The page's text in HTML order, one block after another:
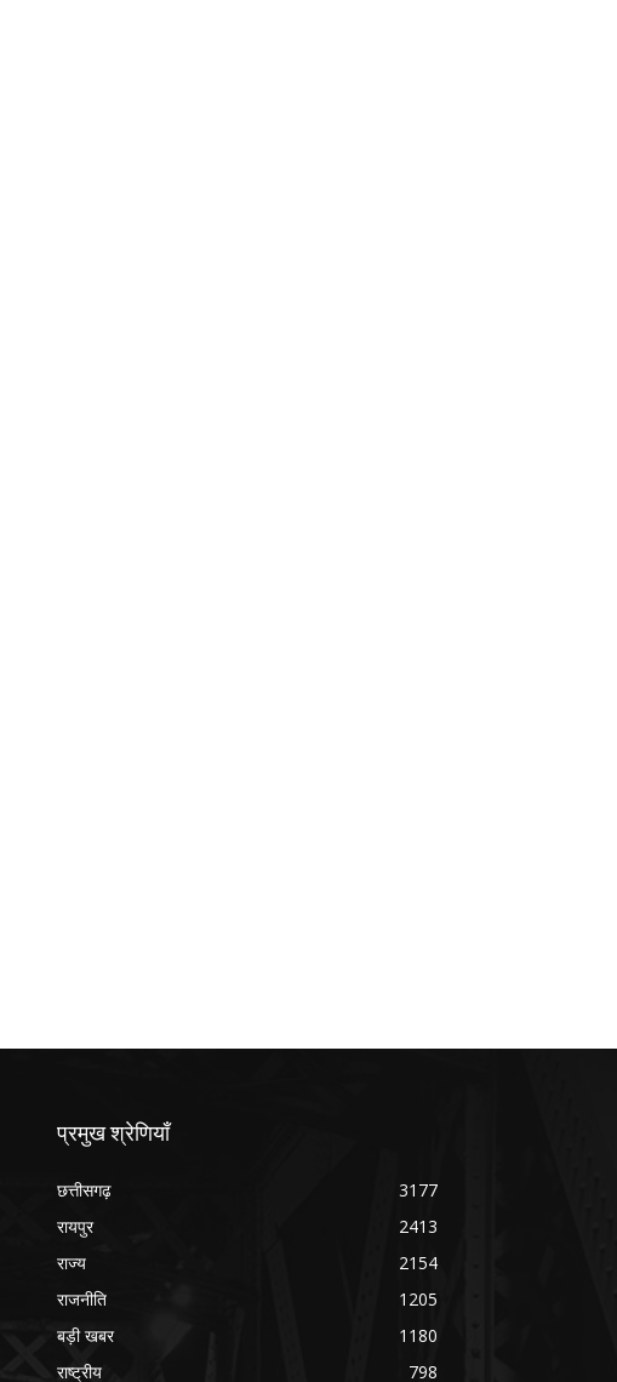
प्रमुख श्रेणियाँ
छत्तीसगढ़
3177
रायपुर
2413
राज्य
2154
राजनीति
1205
बड़ी खबर
1180
राष्ट्रीय
798